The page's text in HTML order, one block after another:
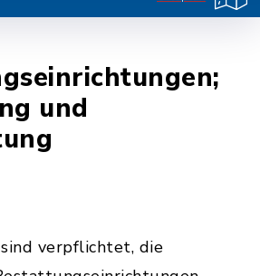
und
verpflichtet, die